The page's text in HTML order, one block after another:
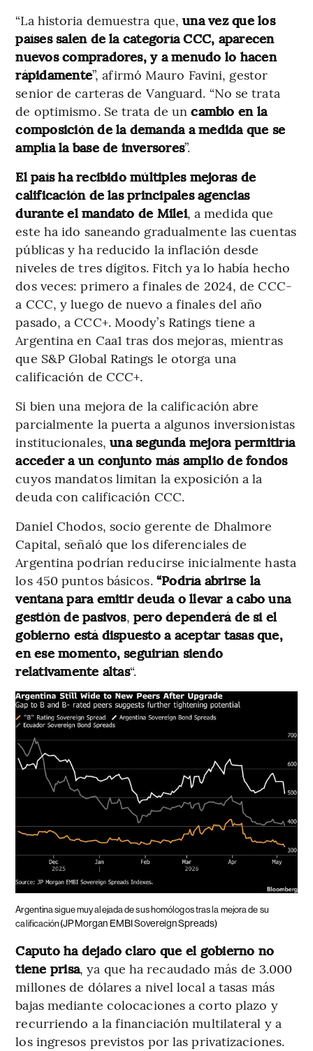
“La historia demuestra que,una vez que los
países salen de la categoría CCC, aparecen
nuevos compradores, y a menudo lo hacen
rápidamente”, afirmó Mauro Favini, gestor
senior de carteras de Vanguard. “No se trata
de optimismo. Se trata de uncambio en la
composición de la demanda a medida que se
amplía la base de inversores”.
El país ha recibido múltiples mejoras de
calificación de las principales agencias
durante el mandato de Milei, a medida que
este ha ido saneando gradualmente las cuentas
públicas y ha reducido la inflación desde
niveles de tres dígitos. Fitch ya lo había hecho
dos veces: primero a finales de 2024, de CCC-
a CCC, y luego de nuevo a finales del año
pasado, a CCC+. Moody’s Ratings tiene a
Argentina en Caa1 tras dos mejoras, mientras
que S&P Global Ratings le otorga una
calificación de CCC+.
Si bien una mejora de la calificación abre
parcialmente la puerta a algunos inversionistas
institucionales,una segunda mejora permitiría
acceder a un conjunto más amplio de fondos
cuyos mandatos limitan la exposición a la
deuda con calificación CCC.
Daniel Chodos, socio gerente de Dhalmore
Capital, señaló que los diferenciales de
Argentina podrían reducirse inicialmente hasta
los 450 puntos básicos. “Podría abrirse la
ventana para emitir deuda o llevar a cabo una
gestión de pasivos, pero dependerá de si el
gobierno está dispuesto a aceptar tasas que,
en ese momento, seguirían siendo
relativamente altas“.
Argentina sigue muy alejada de sus homólogos tras la mejora de su
calificación(JP Morgan EMBI Sovereign Spreads)
Caputo ha dejado claro que el gobierno no
tiene prisa, ya que ha recaudado más de 3.000
millones de dólares a nivel local a tasas más
bajas mediante colocaciones a corto plazo y
recurriendo a la financiación multilateral y a
los ingresos previstos por las privatizaciones.